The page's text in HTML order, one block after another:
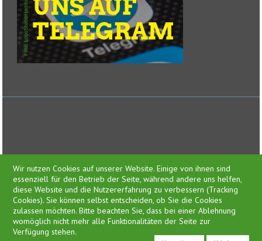
Feed-Einträge
Presse
Impressum
Datenschutzerklärung
Wir nutzen Cookies auf unserer Website. Einige von ihnen sind
essenziell für den Betrieb der Seite, während andere uns helfen,
diese Website und die Nutzererfahrung zu verbessern (Tracking
Cookies). Sie können selbst entscheiden, ob Sie die Cookies
zulassen möchten. Bitte beachten Sie, dass bei einer Ablehnung
womöglich nicht mehr alle Funktionalitäten der Seite zur
Verfügung stehen.